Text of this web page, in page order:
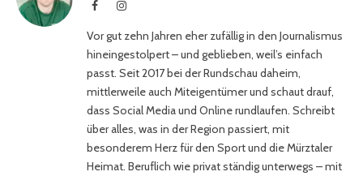
FacebookInstagram
Vor gut zehn Jahren eher zufällig in den Journalismus
hineingestolpert – und geblieben, weil’s einfach
passt. Seit 2017 bei der Rundschau daheim,
mittlerweile auch Miteigentümer und schaut drauf,
dass Social Media und Online rundlaufen. Schreibt
über alles, was in der Region passiert, mit
besonderem Herz für den Sport und die Mürztaler
Heimat. Beruflich wie privat ständig unterwegs – mit